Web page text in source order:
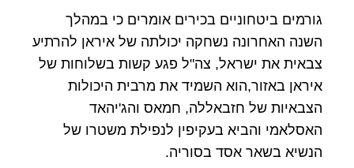
גורמים ביטחוניים בכירים אומרים כי במהלך
השנה האחרונה נשחקה יכולתה של איראן להרתיע
צבאית את ישראל, צה"ל פגע קשות בשלוחות של
איראן באזור,הוא השמיד את מרבית היכולות
הצבאיות של חזבאללה, חמאס והג'יהאד
האסלאמי והביא בעקיפין לנפילת משטרו של
הנשיא בשאר אסד בסוריה.